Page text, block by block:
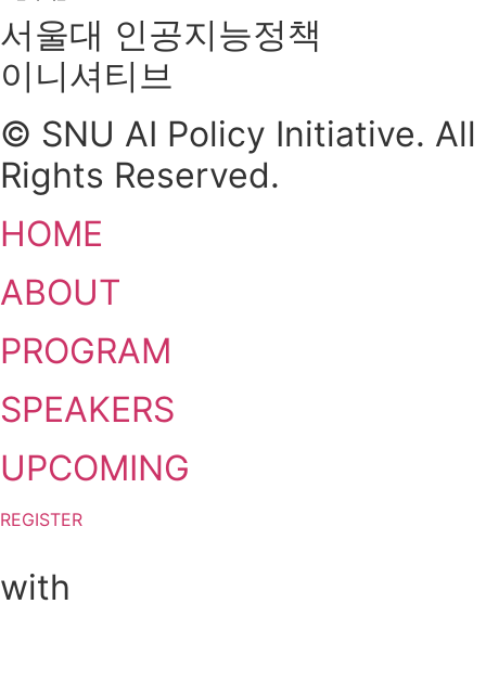
서울대 인공지능정책
이니셔티브
© SNU AI Policy Initiative. All
Rights Reserved.
HOME
ABOUT
PROGRAM
SPEAKERS
UPCOMING
REGISTER
with